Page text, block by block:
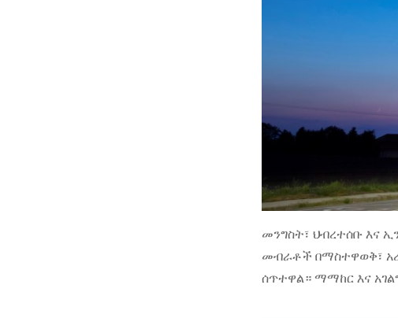
መንግስት፣ ህብረተሰቡ እና
መብራቶች በማስተዋወቅ፣
ሰጥተዋል። ማማከር እና